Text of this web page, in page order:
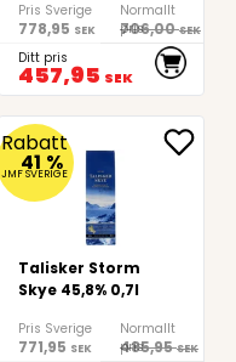
Pris Sverige
778,95 SEK
Normallt
pris
706,00 SEK
Ditt pris
457,95 SEK
Rabatt
41 %
JMF SVERIGE
Talisker Storm
Skye 45,8% 0,7l
Pris Sverige
771,95 SEK
Normallt
pris
485,95 SEK